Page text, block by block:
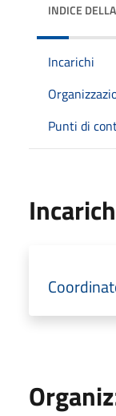
INDICE
Incarichi
Punti di